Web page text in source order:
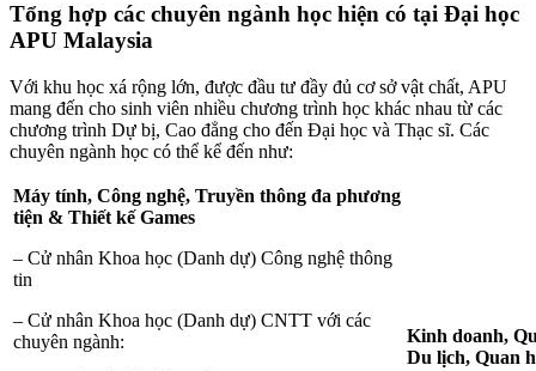
Tổng hợp các chuyên ngành học hiện có tại Đại học
APU Malaysia
Với khu học xá rộng lớn, được đầu tư đầy đủ cơ sở vật chất, APU
mang đến cho sinh viên nhiều chương trình học khác nhau từ các
chương trình Dự bị, Cao đẳng cho đến Đại học và Thạc sĩ. Các
chuyên ngành học có thể kể đến như:
Máy tính, Công nghệ, Truyền thông đa phương
tiện & Thiết kế Games
– Cử nhân Khoa học (Danh dự) Công nghệ thông
tin
– Cử nhân Khoa học (Danh dự) CNTT với các
chuyên ngành:
Kinh doanh,
Du lịch, Quan